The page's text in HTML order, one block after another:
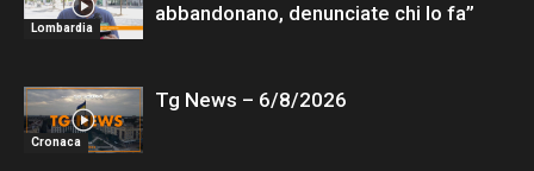
Lombardia
abbandonano, denunciate chi lo fa”
Cronaca
Tg News – 6/8/2026